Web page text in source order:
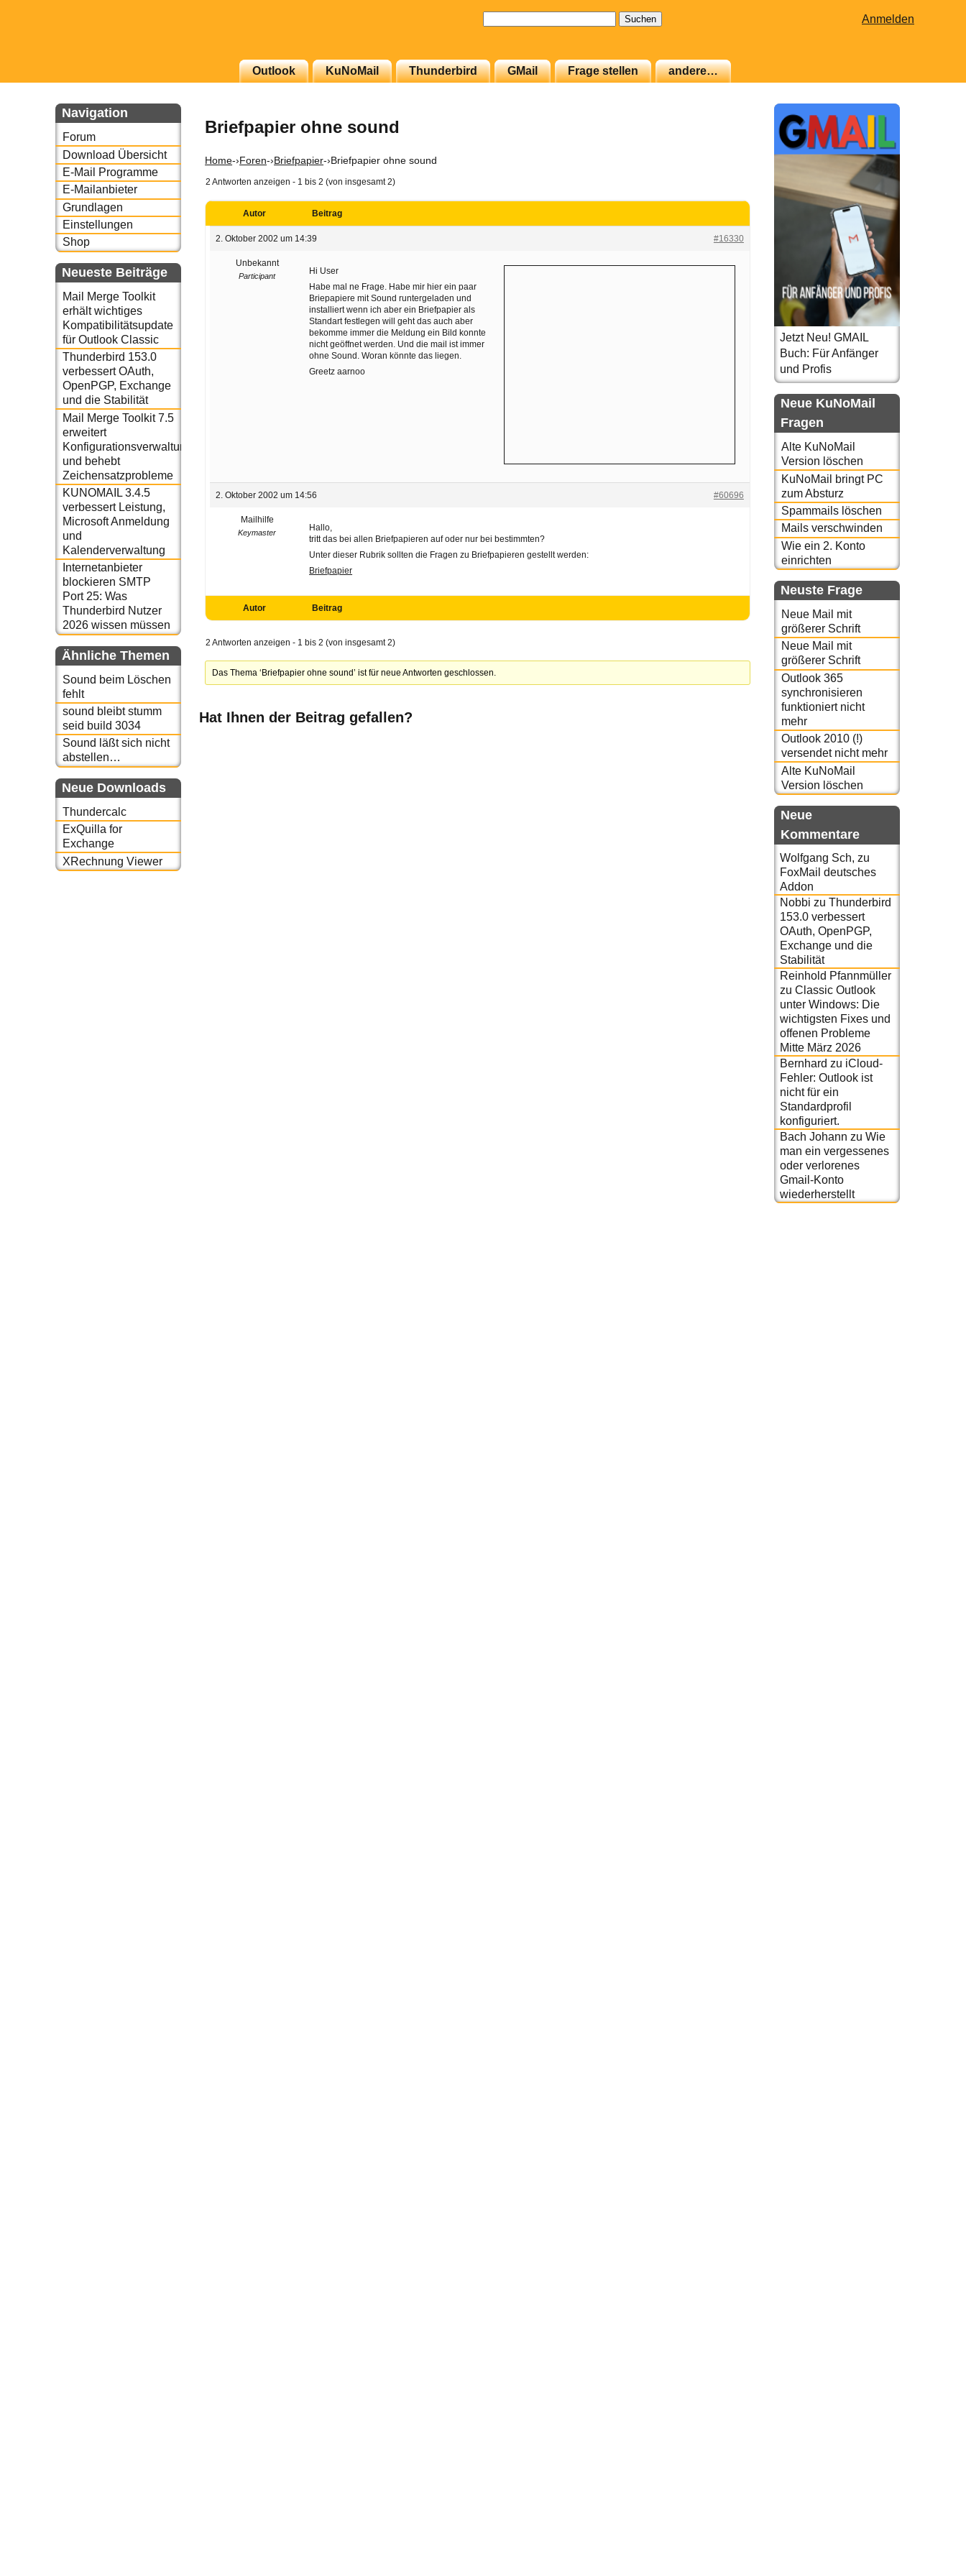
Anmelden
Outlook KuNoMail Thunderbird GMail Frage stellen andere…
Navigation
Forum
Download Übersicht
E-Mail Programme
E-Mailanbieter
Grundlagen
Einstellungen
Shop
Neueste Beiträge
Mail Merge Toolkit
erhält wichtiges
Kompatibilitätsupdate
für Outlook Classic
Thunderbird 153.0
verbessert OAuth,
OpenPGP, Exchange
und die Stabilität
Mail Merge Toolkit 7.5
erweitert
Konfigurationsverwaltung
und behebt
Zeichensatzprobleme
KUNOMAIL 3.4.5
verbessert Leistung,
Microsoft Anmeldung
und
Kalenderverwaltung
Internetanbieter
blockieren SMTP
Port 25: Was
Thunderbird Nutzer
2026 wissen müssen
Ähnliche Themen
Sound beim Löschen
fehlt
sound bleibt stumm
seid build 3034
Sound läßt sich nicht
abstellen…
Neue Downloads
Thundercalc
ExQuilla for
Exchange
XRechnung Viewer
Briefpapier ohne sound
Home-›Foren-›Briefpapier-›Briefpapier ohne sound
2 Antworten anzeigen - 1 bis 2 (von insgesamt 2)
Autor Beitrag
2. Oktober 2002 um 14:39 #16330
Unbekannt
Participant
Hi User
Habe mal ne Frage. Habe mir hier ein paar
Briepapiere mit Sound runtergeladen und
installiert wenn ich aber ein Briefpapier als
Standart festlegen will geht das auch aber
bekomme immer die Meldung ein Bild konnte
nicht geöffnet werden. Und die mail ist immer
ohne Sound. Woran könnte das liegen.
Greetz aarnoo
2. Oktober 2002 um 14:56 #60696
Mailhilfe
Keymaster
Hallo,
tritt das bei allen Briefpapieren auf oder nur bei bestimmten?
Unter dieser Rubrik sollten die Fragen zu Briefpapieren gestellt werden:
Briefpapier
Autor Beitrag
2 Antworten anzeigen - 1 bis 2 (von insgesamt 2)
Das Thema ‘Briefpapier ohne sound’ ist für neue Antworten geschlossen.
Hat Ihnen der Beitrag gefallen?
Jetzt Neu! GMAIL
Buch: Für Anfänger
und Profis
Neue KuNoMail
Fragen
Alte KuNoMail
Version löschen
KuNoMail bringt PC
zum Absturz
Spammails löschen
Mails verschwinden
Wie ein 2. Konto
einrichten
Neuste Frage
Neue Mail mit
größerer Schrift
Neue Mail mit
größerer Schrift
Outlook 365
synchronisieren
funktioniert nicht
mehr
Outlook 2010 (!)
versendet nicht mehr
Alte KuNoMail
Version löschen
Neue
Kommentare
Wolfgang Sch, zu
FoxMail deutsches
Addon
Nobbi zu Thunderbird
153.0 verbessert
OAuth, OpenPGP,
Exchange und die
Stabilität
Reinhold Pfannmüller
zu Classic Outlook
unter Windows: Die
wichtigsten Fixes und
offenen Probleme
Mitte März 2026
Bernhard zu iCloud-
Fehler: Outlook ist
nicht für ein
Standardprofil
konfiguriert.
Bach Johann zu Wie
man ein vergessenes
oder verlorenes
Gmail-Konto
wiederherstellt
oder auch